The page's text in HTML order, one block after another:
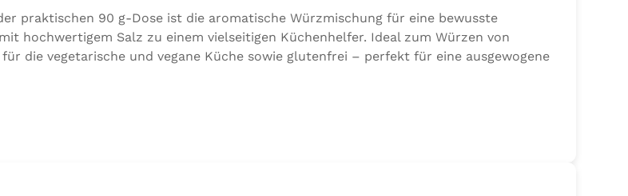
praktischen 90 g-Dose ist die aromatische Würzmischung für eine bewusste
hochwertigem Salz zu einem vielseitigen Küchenhelfer. Ideal zum Würzen von
die vegetarische und vegane Küche sowie glutenfrei – perfekt für eine ausgewogene
17,5 % Kräuter und Gewürze (Petersilie, Sellerie, Zwiebel, Basilikum, Dill, Majoran,